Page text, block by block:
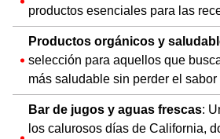
productos esenciales para las
Productos orgánicos y
selección para aquellos que
más saludable sin perder el sabor
Bar de jugos y aguas frescas:
los calurosos días de California,